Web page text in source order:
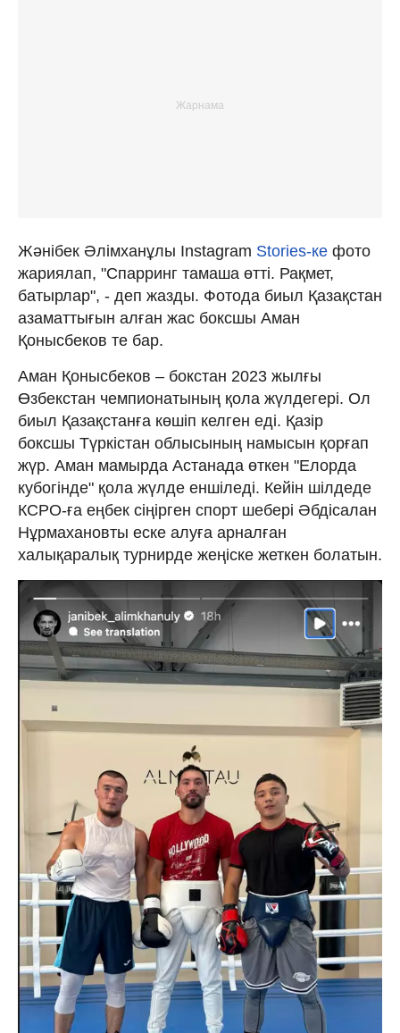
Жәнібек Әлімханұлы Instagram Stories-ке фото
жариялап, "Спарринг тамаша өтті. Рақмет,
батырлар", - деп жазды. Фотода биыл Қазақстан
азаматтығын алған жас боксшы Аман
Қонысбеков те бар.
Аман Қонысбеков – бокстан 2023 жылғы
Өзбекстан чемпионатының қола жүлдегері. Ол
биыл Қазақстанға көшіп келген еді. Қазір
боксшы Түркістан облысының намысын қорғап
жүр. Аман мамырда Астанада өткен "Елорда
кубогінде" қола жүлде еншіледі. Кейін шілдеде
КСРО-ға еңбек сіңірген спорт шебері Әбдісалан
Нұрмахановты еске алуға арналған
халықаралық турнирде жеңіске жеткен болатын.